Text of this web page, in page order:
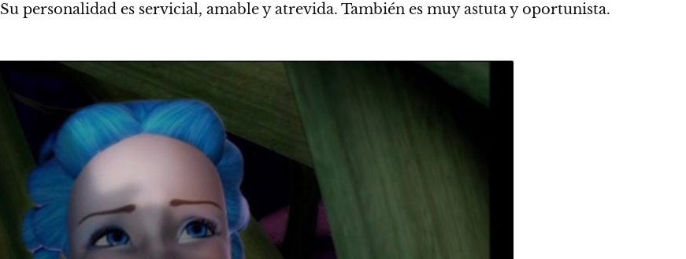
Su personalidad es servicial, amable y atrevida. También es muy astuta y oportunista.